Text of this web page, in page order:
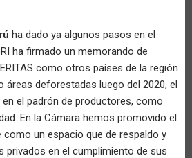
ha dado ya algunos pasos en el
ha firmado un memorando de
como otros países de la región
áreas deforestadas luego del 2020, el
en el padrón de productores, como
En la Cámara hemos promovido el
como un espacio que de respaldo y
privados en el cumplimiento de sus